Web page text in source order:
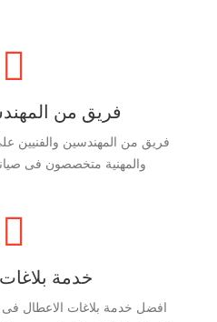
فريق من
فريق من المهندسين والفنيين
والمهنية متخصصون فى
خدمة
افضل خدمة بلاغات الاعطال فى